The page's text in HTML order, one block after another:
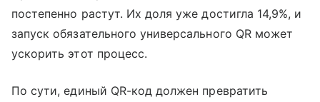
постепенно растут. Их доля уже достигла 14,9%, и
запуск обязательного универсального QR может
ускорить этот процесс.
По сути, единый QR-код должен превратить